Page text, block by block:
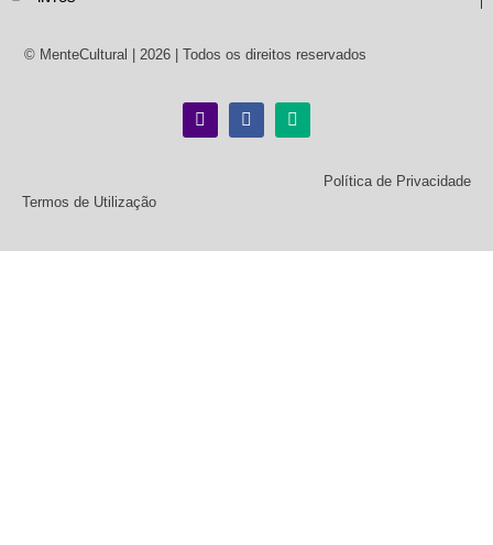
© MenteCultural | 2026 | Todos os direitos reservados
Política de Privacidade
Termos de Utilização